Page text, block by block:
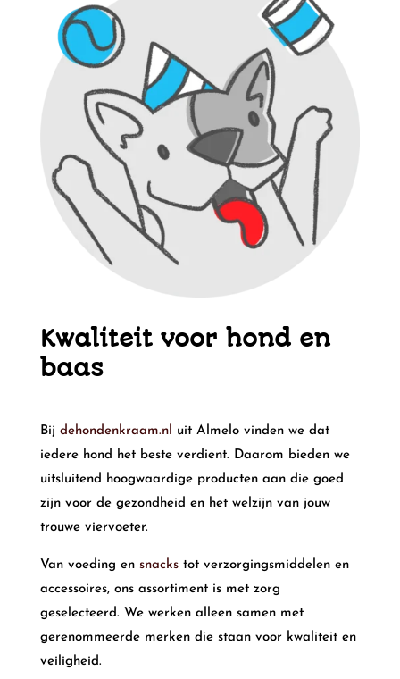
Kwaliteit voor hond en
baas
Bij dehondenkraam.nl uit Almelo vinden we dat
iedere hond het beste verdient. Daarom bieden we
uitsluitend hoogwaardige producten aan die goed
zijn voor de gezondheid en het welzijn van jouw
trouwe viervoeter.
Van voeding en snackstot verzorgingsmiddelen en
accessoires, ons assortiment is met zorg
geselecteerd. We werken alleen samen met
gerenommeerde merken die staan voor kwaliteit en
veiligheid.